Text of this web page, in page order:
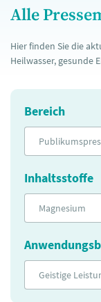
Alle
Hier finden Sie die
Heilwasser, gesunde
Bereich
Inhaltsstoffe
Magnesium
Geistige